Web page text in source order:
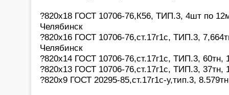
?820х18 ГОСТ 10706-76,К56, ТИП.3, 4шт по
Челябинск
?820х16 ГОСТ 10706-76,ст.17г1с, ТИП.3,
Челябинск
?820х14 ГОСТ 10706-76,ст.17г1с, ТИП.3, 60тн,
?820х13 ГОСТ 10706-76,ст.17г1с, ТИП.3, 37тн,
?820x9 ГОСТ 20295-85,ст.17г1с-у,тип.3,